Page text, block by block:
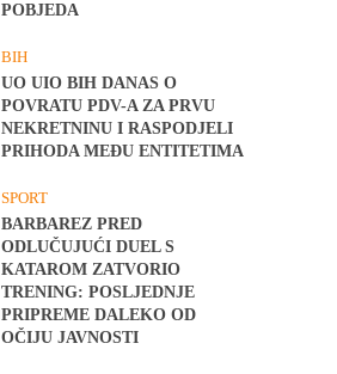
POBJEDA
BIH
UO UIO BIH DANAS O
POVRATU PDV-A ZA PRVU
NEKRETNINU I RASPODJELI
PRIHODA MEĐU ENTITETIMA
SPORT
BARBAREZ PRED
ODLUČUJUĆI DUEL S
KATAROM ZATVORIO
TRENING: POSLJEDNJE
PRIPREME DALEKO OD
OČIJU JAVNOSTI